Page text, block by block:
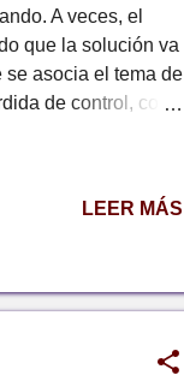
A veces, el
que la solución va
se asocia el tema de
de control, con
que se
de interacción con
mental se vincula,
LEER MÁS